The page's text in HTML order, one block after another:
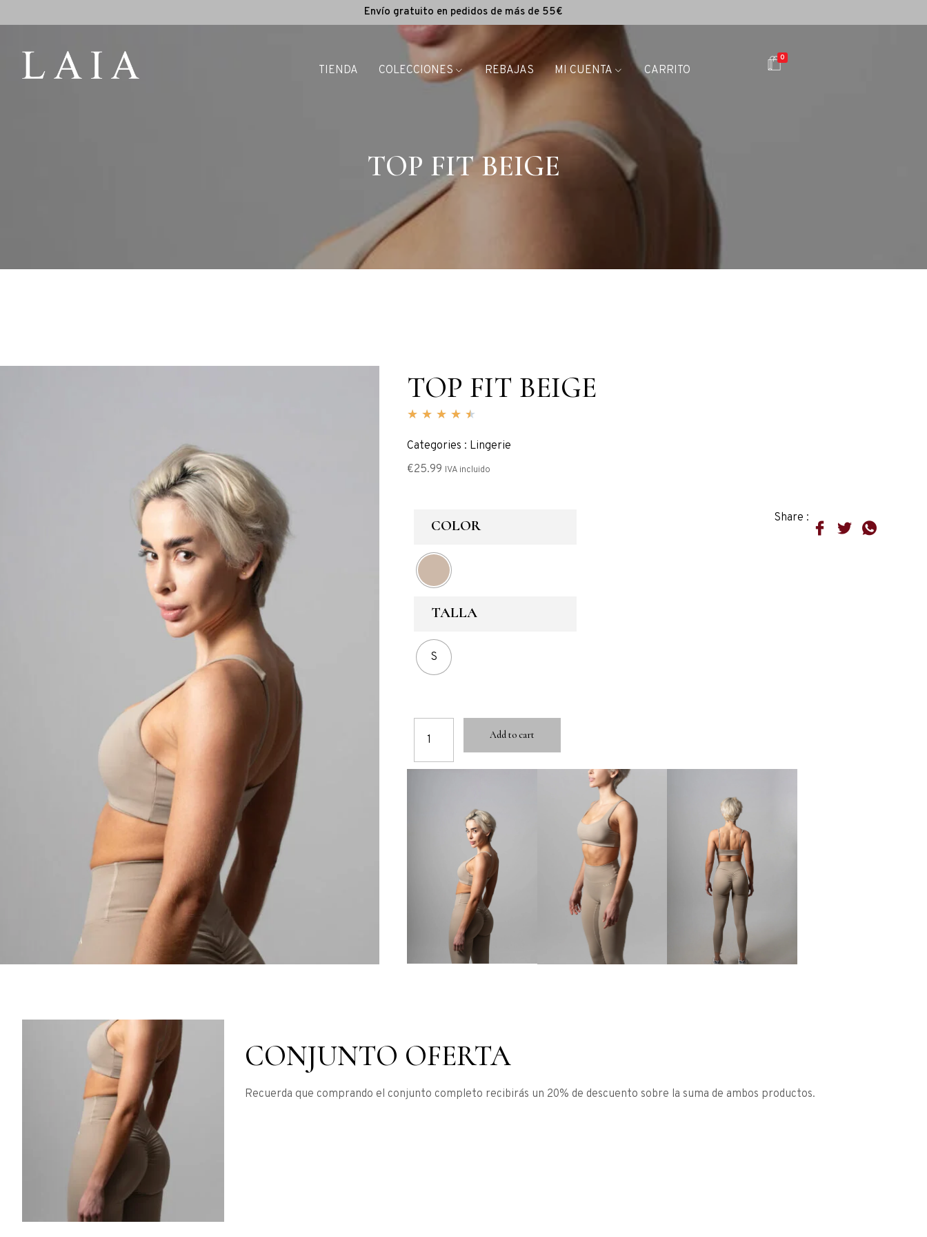
Envío gratuito en pedidos de más de 55€
TIENDA COLECCIONES REBAJAS MI CUENTA CARRITO
0
TOP FIT BEIGE
TOP FIT BEIGE
★ ★ ★ ★ ★
Categories : Lingerie
€25.99 IVA incluido
COLOR
TALLA
S
Add to cart
Share :
CONJUNTO OFERTA
Recuerda que comprando el conjunto completo recibirás un 20% de descuento sobre la suma de ambos productos.